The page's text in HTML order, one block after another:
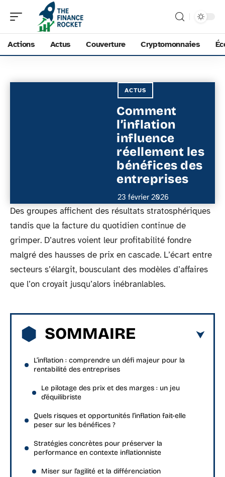
Actions Actus Couverture Cryptomonnaies
ACTUS
Comment
l’inflation
influence
réellement les
bénéfices des
entreprises
23 février 2026
Des groupes affichent des résultats stratosphériques
tandis que la facture du quotidien continue de
grimper. D’autres voient leur profitabilité fondre
malgré des hausses de prix en cascade. L’écart entre
secteurs s’élargit, bousculant des modèles d’affaires
que l’on croyait jusqu’alors inébranlables.
SOMMAIRE
L’inflation : comprendre un défi majeur pour la
rentabilité des entreprises
Le pilotage des prix et des marges : un jeu
d’équilibriste
Quels risques et opportunités l’inflation fait-elle
peser sur les bénéfices ?
Stratégies concrètes pour préserver la
performance en contexte inflationniste
Miser sur l’agilité et la différenciation